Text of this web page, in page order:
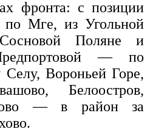
фронта: с позиции
Мге, из Угольной
Поляне и
— по
Вороньей Горе,
Белоостров,
— в район за